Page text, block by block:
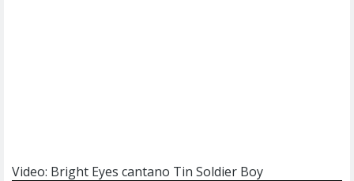
Video: Bright Eyes cantano Tin Soldier Boy